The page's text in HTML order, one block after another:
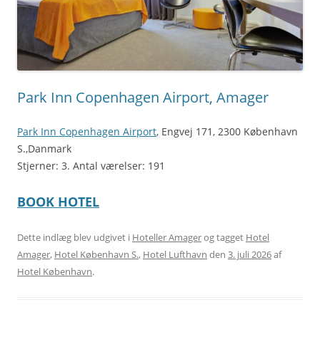
Park Inn Copenhagen Airport, Amager
Park Inn Copenhagen Airport, Engvej 171, 2300 København
S.,Danmark
Stjerner: 3. Antal værelser: 191
BOOK HOTEL
Dette indlæg blev udgivet i Hoteller Amagerog tagget Hotel
Amager, Hotel København S., Hotel Lufthavn den 3. juli 2026af
Hotel København.